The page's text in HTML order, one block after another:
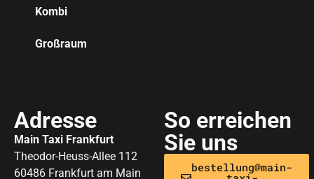
Kombi
Großraum
Adresse
Main Taxi Frankfurt
Theodor-Heuss-Allee 112
60486 Frankfurt am Main
So erreichen
Sie uns
bestellung@main-